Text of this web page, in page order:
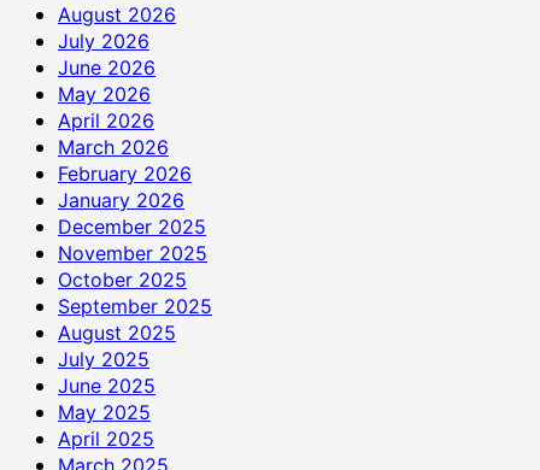
August 2026
July 2026
June 2026
May 2026
April 2026
March 2026
February 2026
January 2026
December 2025
November 2025
October 2025
September 2025
August 2025
July 2025
June 2025
May 2025
April 2025
March 2025